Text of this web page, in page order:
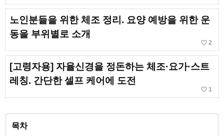
노인분들을 위한 체조 정리. 요양 예방을 위한 운
동을 부위별로 소개
favorite_border 2
[고령자용] 자율신경을 정돈하는 체조·요가·스트
레칭. 간단한 셀프 케어에 도전
favorite_border 1
목차